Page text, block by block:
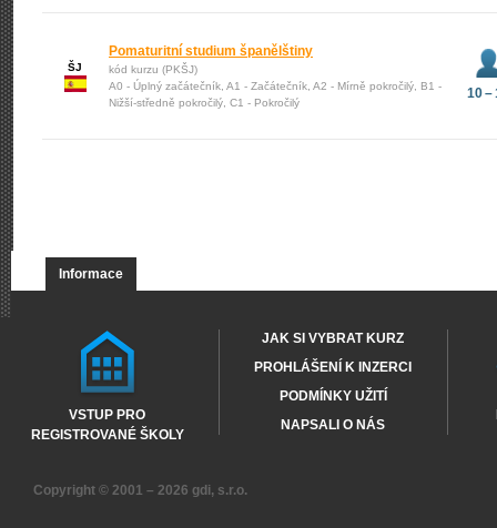
ŠJ
Pomaturitní studium španělštiny
kód kurzu (PKŠJ)
A0 - Úplný začátečník, A1 - Začátečník, A2 - Mírně pokročilý, B1 -
Nižší-středně pokročilý, C1 - Pokročilý
10 –
Informace
VSTUP PRO
REGISTROVANÉ ŠKOLY
JAK SI VYBRAT KURZ
PROHLÁŠENÍ K INZERCI
PODMÍNKY UŽITÍ
NAPSALI O NÁS
Copyright © 2001 – 2026 gdi, s.r.o.